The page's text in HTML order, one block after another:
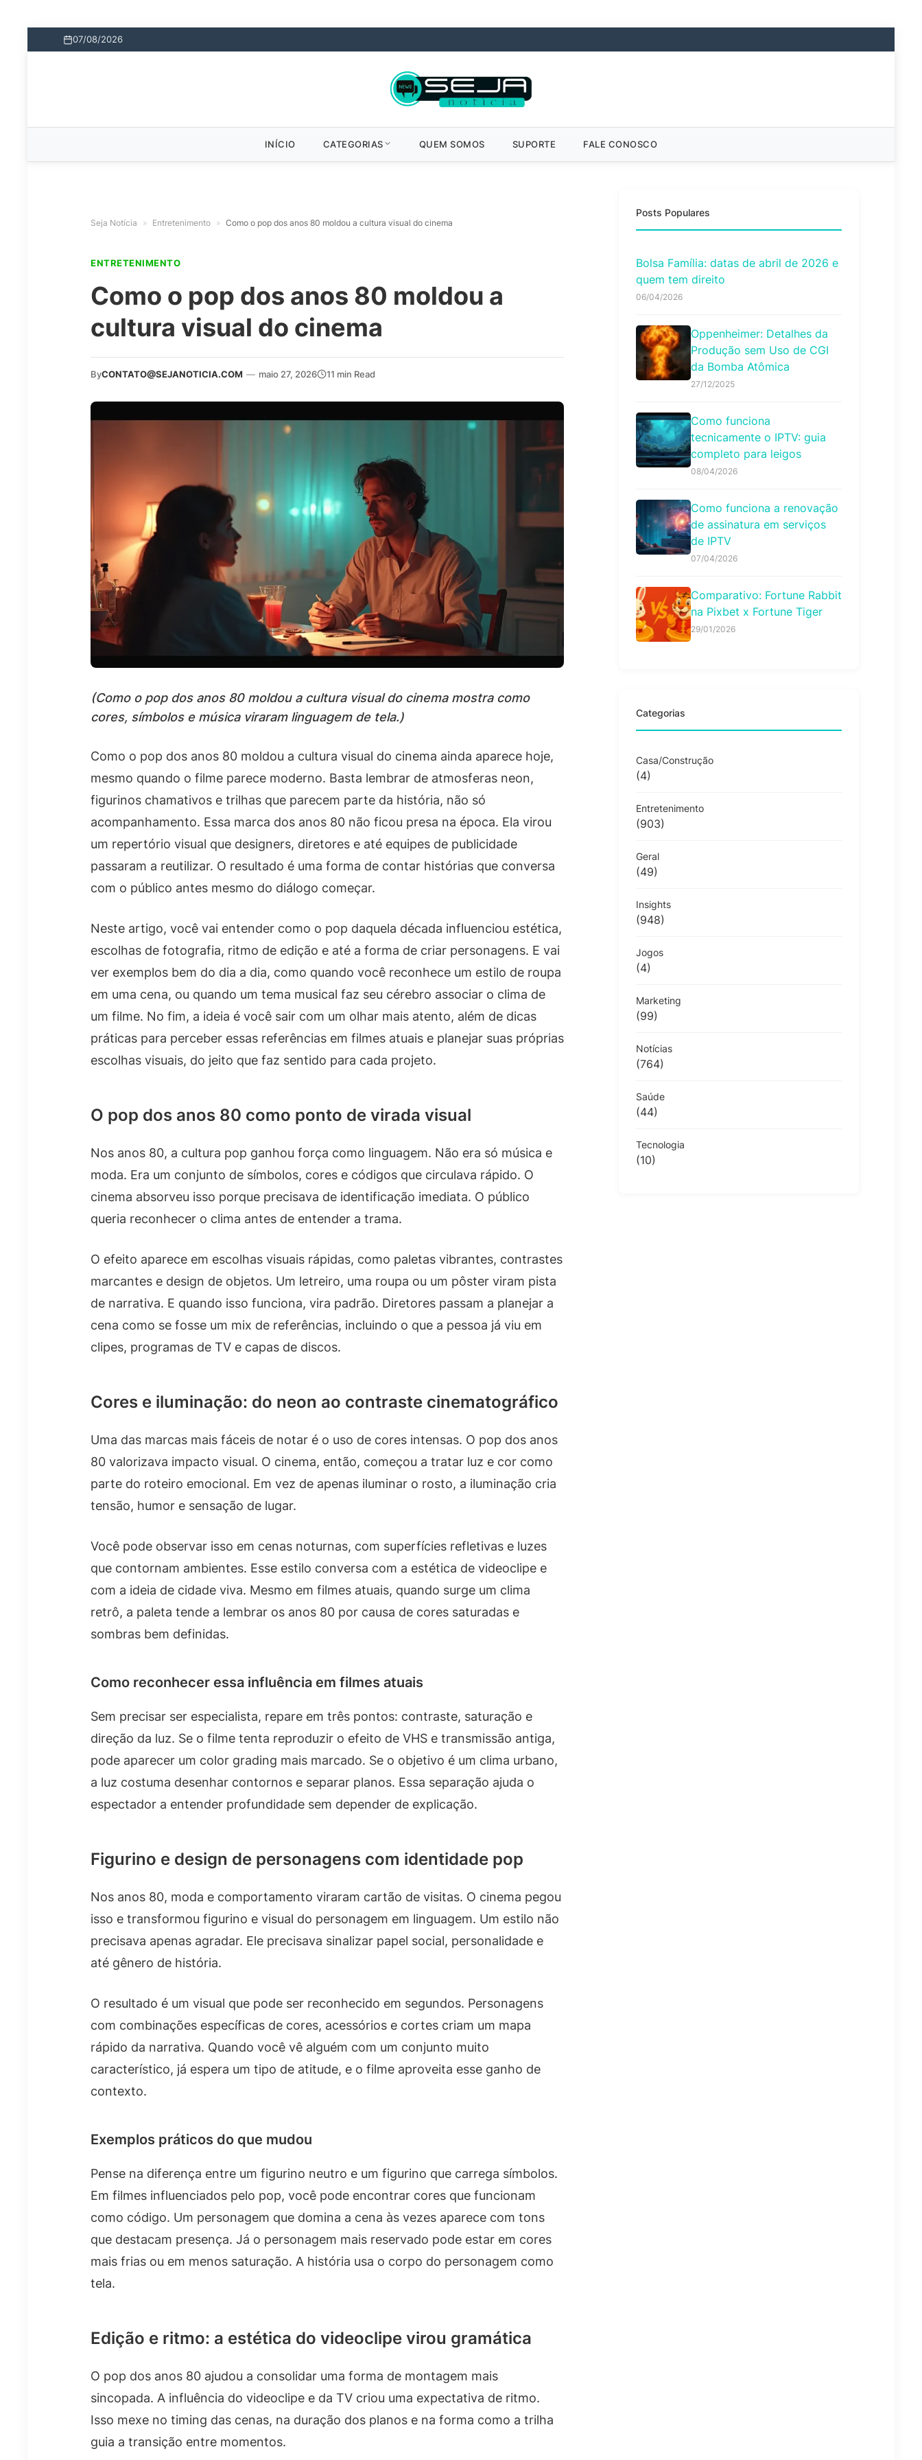
07/08/2026
INÍCIO CATEGORIAS QUEM SOMOS SUPORTE FALE CONOSCO
Seja Notícia » Entretenimento » Como o pop dos anos 80 moldou a cultura visual do cinema
ENTRETENIMENTO
Como o pop dos anos 80 moldou a
cultura visual do cinema
ByCONTATO@SEJANOTICIA.COM — maio 27, 2026 11 min Read
(Como o pop dos anos 80 moldou a cultura visual do cinema mostra como
cores, símbolos e música viraram linguagem de tela.)
Como o pop dos anos 80 moldou a cultura visual do cinema ainda aparece hoje,
mesmo quando o filme parece moderno. Basta lembrar de atmosferas neon,
figurinos chamativos e trilhas que parecem parte da história, não só
acompanhamento. Essa marca dos anos 80 não ficou presa na época. Ela virou
um repertório visual que designers, diretores e até equipes de publicidade
passaram a reutilizar. O resultado é uma forma de contar histórias que conversa
com o público antes mesmo do diálogo começar.
Neste artigo, você vai entender como o pop daquela década influenciou estética,
escolhas de fotografia, ritmo de edição e até a forma de criar personagens. E vai
ver exemplos bem do dia a dia, como quando você reconhece um estilo de roupa
em uma cena, ou quando um tema musical faz seu cérebro associar o clima de
um filme. No fim, a ideia é você sair com um olhar mais atento, além de dicas
práticas para perceber essas referências em filmes atuais e planejar suas próprias
escolhas visuais, do jeito que faz sentido para cada projeto.
O pop dos anos 80 como ponto de virada visual
Nos anos 80, a cultura pop ganhou força como linguagem. Não era só música e
moda. Era um conjunto de símbolos, cores e códigos que circulava rápido. O
cinema absorveu isso porque precisava de identificação imediata. O público
queria reconhecer o clima antes de entender a trama.
O efeito aparece em escolhas visuais rápidas, como paletas vibrantes, contrastes
marcantes e design de objetos. Um letreiro, uma roupa ou um pôster viram pista
de narrativa. E quando isso funciona, vira padrão. Diretores passam a planejar a
cena como se fosse um mix de referências, incluindo o que a pessoa já viu em
clipes, programas de TV e capas de discos.
Cores e iluminação: do neon ao contraste cinematográfico
Uma das marcas mais fáceis de notar é o uso de cores intensas. O pop dos anos
80 valorizava impacto visual. O cinema, então, começou a tratar luz e cor como
parte do roteiro emocional. Em vez de apenas iluminar o rosto, a iluminação cria
tensão, humor e sensação de lugar.
Você pode observar isso em cenas noturnas, com superfícies refletivas e luzes
que contornam ambientes. Esse estilo conversa com a estética de videoclipe e
com a ideia de cidade viva. Mesmo em filmes atuais, quando surge um clima
retrô, a paleta tende a lembrar os anos 80 por causa de cores saturadas e
sombras bem definidas.
Como reconhecer essa influência em filmes atuais
Sem precisar ser especialista, repare em três pontos: contraste, saturação e
direção da luz. Se o filme tenta reproduzir o efeito de VHS e transmissão antiga,
pode aparecer um color grading mais marcado. Se o objetivo é um clima urbano,
a luz costuma desenhar contornos e separar planos. Essa separação ajuda o
espectador a entender profundidade sem depender de explicação.
Figurino e design de personagens com identidade pop
Nos anos 80, moda e comportamento viraram cartão de visitas. O cinema pegou
isso e transformou figurino e visual do personagem em linguagem. Um estilo não
precisava apenas agradar. Ele precisava sinalizar papel social, personalidade e
até gênero de história.
O resultado é um visual que pode ser reconhecido em segundos. Personagens
com combinações específicas de cores, acessórios e cortes criam um mapa
rápido da narrativa. Quando você vê alguém com um conjunto muito
característico, já espera um tipo de atitude, e o filme aproveita esse ganho de
contexto.
Exemplos práticos do que mudou
Pense na diferença entre um figurino neutro e um figurino que carrega símbolos.
Em filmes influenciados pelo pop, você pode encontrar cores que funcionam
como código. Um personagem que domina a cena às vezes aparece com tons
que destacam presença. Já o personagem mais reservado pode estar em cores
mais frias ou em menos saturação. A história usa o corpo do personagem como
tela.
Edição e ritmo: a estética do videoclipe virou gramática
O pop dos anos 80 ajudou a consolidar uma forma de montagem mais
sincopada. A influência do videoclipe e da TV criou uma expectativa de ritmo.
Isso mexe no timing das cenas, na duração dos planos e na forma como a trilha
guia a transição entre momentos.
Posts Populares
Bolsa Família: datas de abril de 2026 e
quem tem direito
06/04/2026
Oppenheimer: Detalhes da
Produção sem Uso de CGI
da Bomba Atômica
27/12/2025
Como funciona
tecnicamente o IPTV: guia
completo para leigos
08/04/2026
Como funciona a renovação
de assinatura em serviços
de IPTV
07/04/2026
Comparativo: Fortune Rabbit
na Pixbet x Fortune Tiger
29/01/2026
Categorias
Casa/Construção
(4)
Entretenimento
(903)
Geral
(49)
Insights
(948)
Jogos
(4)
Marketing
(99)
Notícias
(764)
Saúde
(44)
Tecnologia
(10)